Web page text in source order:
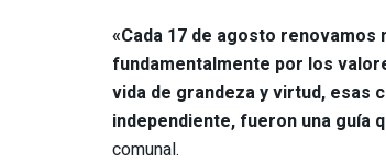
«Cada 17 de agosto
fundamentalmente por los
vida de grandeza y virtud, esas
independiente, fueron una guía
comunal.